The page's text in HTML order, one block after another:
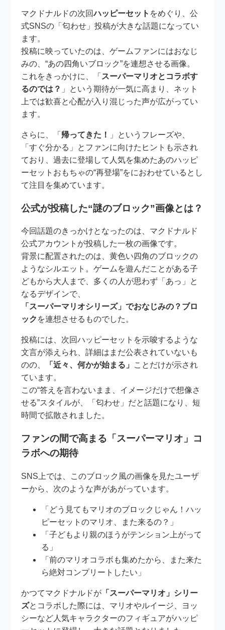
マクドナルドの次回ハッピーセット をめぐり、公
式SNSの「匂わせ」投稿が大きな話題になってい
ます。
投稿に映っていたのは、ゲームファンにはおなじ
みの、“あの四角いブロック”を連想させる画像。
これをきっかけに、「 スーパーマリオとコラボす
るのでは？ 」という期待が一気に高まり、ネット
上では歓喜と心配が入り混じった声が広がってい
ます。
さらに、「 帰ってきた！
」というフレーズや、
「すぐ分かる」とファンに向けたヒントも示され
ており、過去に登場して人気を集めたあのハッピ
ーセットおもちゃの“再登場”をにおわせているとし
て注目を集めています。
公式が投稿した“謎のブロック”画像とは？
今回話題のきっかけとなったのは、マクドナルド
公式アカウントが投稿した一枚の画像です。
背景に配置されたのは、黄色い四角のブロックの
ようなシルエット。ゲームを遊んだことがある子
どもから大人まで、多くの人が思わず「あっ」と
なるデザインで、
「スーパーマリオシリーズ」でおなじみの？ブロ
ック を連想させるものでした。
投稿には、次回ハッピーセットを示唆するような
文言が添えられ、詳細はまだ公表されていないも
のの、
「近々、何かが始まる」 ことだけが示され
ています。
この“答えを言わないまま、イメージだけで想像さ
せる”スタイルが、「匂わせ」だと話題になり、短
時間で拡散されました。
ファンの間で高まる「スーパーマリオ」コ
ラボへの期待
SNS上では、このブロック風の画像を見たユーザ
ーから、次のような声があがっています。
「どう見てもマリオのブロックじゃん！ハッ
ピーセットのマリオ、また来るの？」
「子どもより親のほうがテンション上がって
る」
「前のマリオコラボも集めたから、また来た
ら絶対コンプリートしたい」
かつてマクドナルドが 「スーパーマリオ」シリー
ズとコラボした際には、マリオやルイージ、ヨッ
シーなど人気キャラクターのフィギュアがハッピ